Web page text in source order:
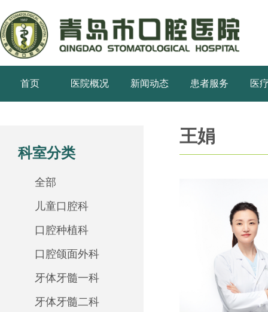
首页 医院概况 新闻动态 患者服务 医
科室分类
全部
儿童口腔科
口腔种植科
口腔颌面外科
牙体牙髓一科
牙体牙髓二科
王娟